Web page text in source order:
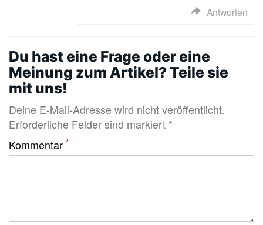
Antworten
Du hast eine Frage oder eine
Meinung zum Artikel? Teile sie
mit uns!
Deine E-Mail-Adresse wird nicht veröffentlicht.
Erforderliche Felder sind markiert *
Kommentar *